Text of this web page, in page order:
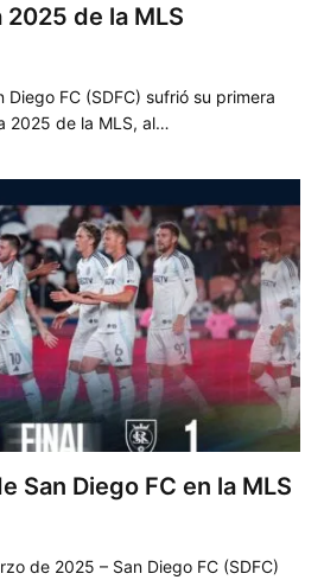
de la MLS
Diego FC (SDFC) sufrió su primera
2025 de la MLS, al…
San Diego FC en la MLS
de 2025 – San Diego FC (SDFC)